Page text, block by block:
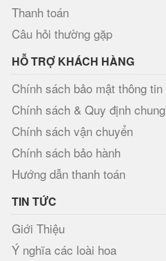
Thanh toán
Câu hỏi thường gặp
HỖ TRỢ KHÁCH HÀNG
Chính sách bảo mật thông tin
Chính sách & Quy định chung
Chính sách vận chuyển
Chính sách bảo hành
Hướng dẫn thanh toán
TIN TỨC
Giới Thiệu
Ý nghĩa các loài hoa